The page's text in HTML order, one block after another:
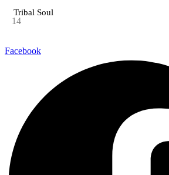
Tribal Soul
14
Facebook